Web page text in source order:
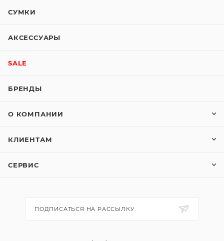
СУМКИ
АКСЕССУАРЫ
SALE
БРЕНДЫ
О КОМПАНИИ
КЛИЕНТАМ
СЕРВИС
ПОДПИСАТЬСЯ НА РАССЫЛКУ